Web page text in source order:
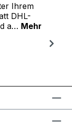
Ihrem
DHL-
a… Mehr